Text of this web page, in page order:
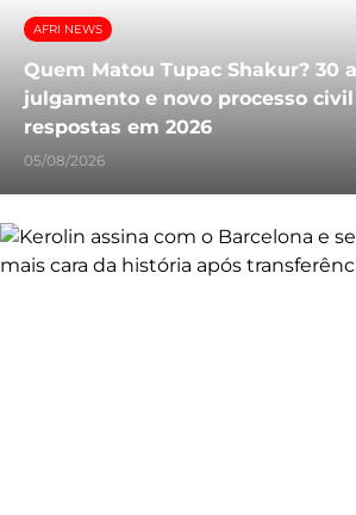
AFRI NEWS
Quem Matou Tupac Shakur? 30
julgamento e novo processo
respostas em 2026
05/08/2026